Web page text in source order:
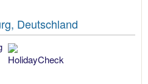
Deutschland